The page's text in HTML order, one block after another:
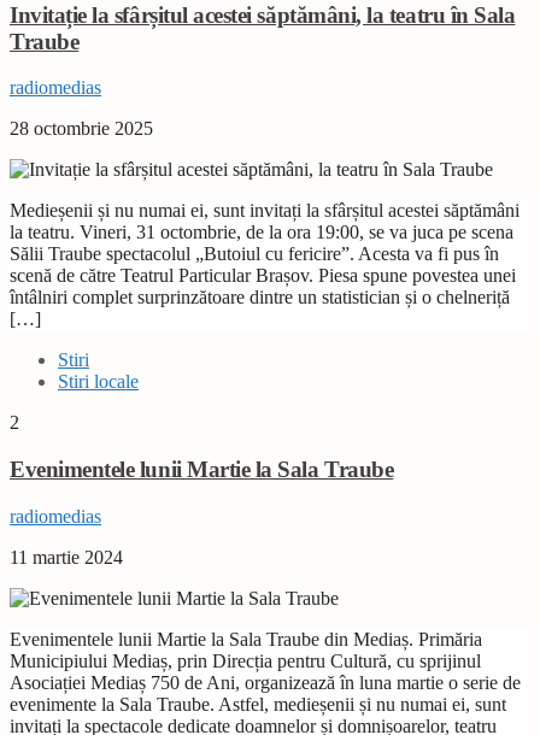
Invitație la sfârșitul acestei săptămâni, la teatru în Sala
Traube
radiomedias
28 octombrie 2025
Medieșenii și nu numai ei, sunt invitați la sfârșitul acestei săptămâni
la teatru. Vineri, 31 octombrie, de la ora 19:00, se va juca pe scena
Sălii Traube spectacolul „Butoiul cu fericire”. Acesta va fi pus în
scenă de către Teatrul Particular Brașov. Piesa spune povestea unei
întâlniri complet surprinzătoare dintre un statistician și o chelneriță
[…]
Stiri
Stiri locale
2
Evenimentele lunii Martie la Sala Traube
radiomedias
11 martie 2024
Evenimentele lunii Martie la Sala Traube din Mediaș. Primăria
Municipiului Mediaș, prin Direcția pentru Cultură, cu sprijinul
Asociației Mediaș 750 de Ani, organizează în luna martie o serie de
evenimente la Sala Traube. Astfel, medieșenii și nu numai ei, sunt
invitați la spectacole dedicate doamnelor și domnișoarelor, teatru